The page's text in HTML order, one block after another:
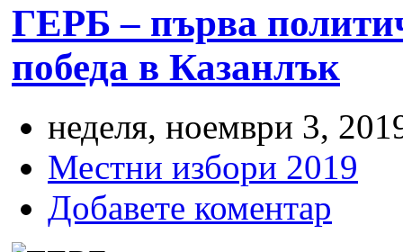
ГЕРБ – първа
победа в Казанлък
неделя, ноември 3,
Местни избори 2019
Добавете коментар